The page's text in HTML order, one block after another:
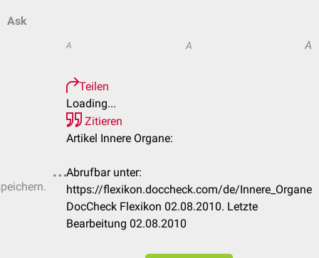
Ask
A A A
Teilen
Loading...
Zitieren
Artikel Innere Organe:
Abrufbar unter:
https://flexikon.doccheck.com/de/Innere_Organe
DocCheck Flexikon 02.08.2010. Letzte
Bearbeitung 02.08.2010